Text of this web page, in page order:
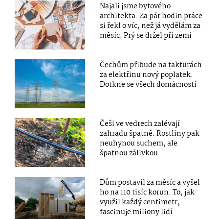
Najali jsme bytového
architekta. Za pár hodin práce
si řekl o víc, než já vydělám za
měsíc. Prý se držel při zemi
Čechům přibude na fakturách
za elektřinu nový poplatek.
Dotkne se všech domácností
Češi ve vedrech zalévají
zahradu špatně. Rostliny pak
neuhynou suchem, ale
špatnou zálivkou
Dům postavil za měsíc a vyšel
ho na 110 tisíc korun. To, jak
využil každý centimetr,
fascinuje miliony lidí